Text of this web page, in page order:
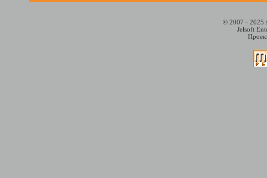
© 2007 - 2025
Jelsoft